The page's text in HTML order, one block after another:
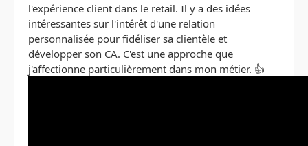
l'expérience client dans le retail. Il y a des idées
intéressantes sur l'intérêt d'une relation
personnalisée pour fidéliser sa clientèle et
développer son CA. C'est une approche que
j'affectionne particulièrement dans mon métier. 👍